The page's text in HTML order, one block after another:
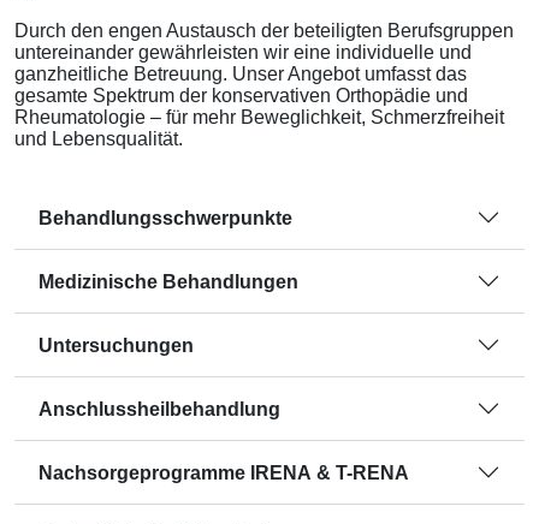
Durch den engen Austausch der beteiligten Berufsgruppen
untereinander gewährleisten wir eine individuelle und
ganzheitliche Betreuung. Unser Angebot umfasst das
gesamte Spektrum der konservativen Orthopädie und
Rheumatologie – für mehr Beweglichkeit, Schmerzfreiheit
und Lebensqualität.
Behandlungsschwerpunkte
Medizinische Behandlungen
Untersuchungen
Anschlussheilbehandlung
Nachsorgeprogramme IRENA & T-RENA